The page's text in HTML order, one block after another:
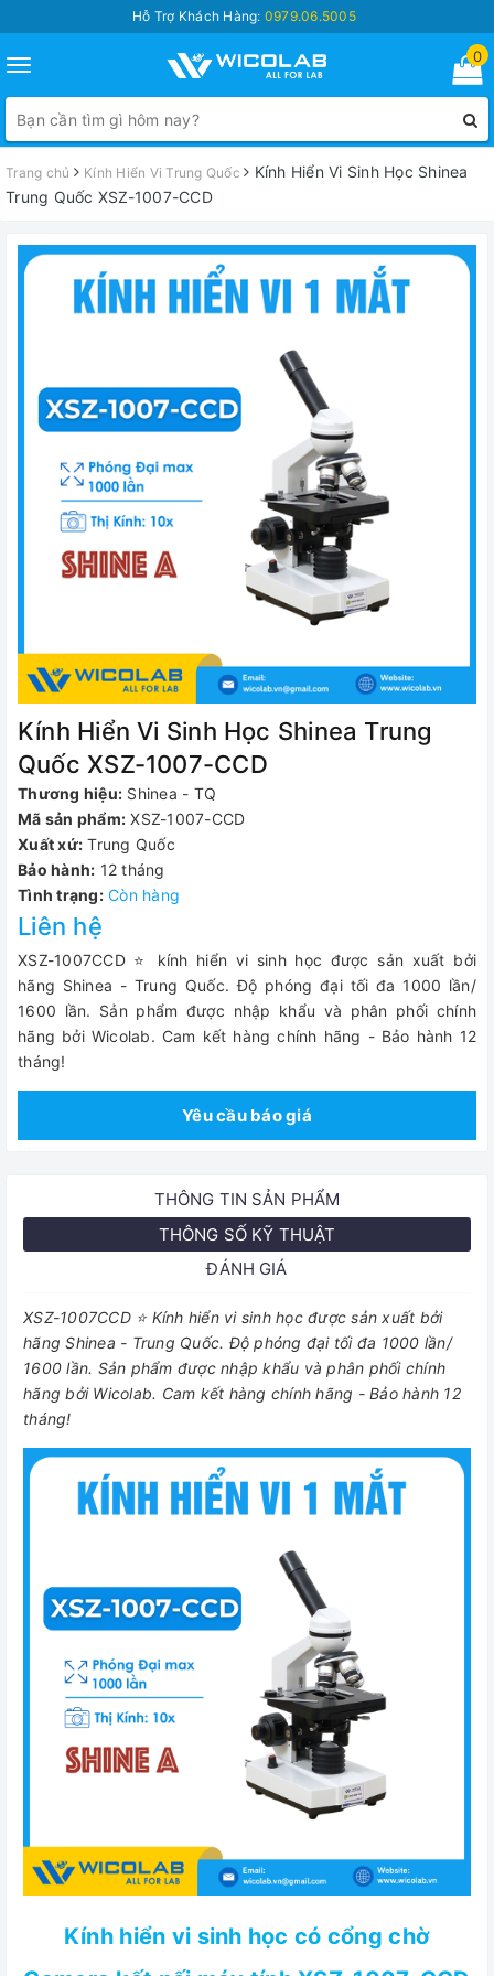
Hỗ Trợ Khách Hàng: 0979.06.5005
Toggle
navigation
0
Trang chủ Kính Hiển Vi Trung Quốc
Kính Hiển Vi Sinh Học Shinea
Trung Quốc XSZ-1007-CCD
Kính Hiển Vi Sinh Học Shinea Trung
Quốc XSZ-1007-CCD
Thương hiệu: Shinea - TQ
Mã sản phẩm: XSZ-1007-CCD
Xuất xứ: Trung Quốc
Bảo hành: 12 tháng
Tình trạng: Còn hàng
Liên hệ
XSZ-1007CCD ⭐ kính hiển vi sinh học được sản xuất bởi
hãng Shinea - Trung Quốc. Độ phóng đại tối đa 1000 lần/
1600 lần. Sản phẩm được nhập khẩu và phân phối chính
hãng bởi Wicolab. Cam kết hàng chính hãng - Bảo hành 12
tháng!
Yêu cầu báo giá
THÔNG TIN SẢN PHẨM
THÔNG SỐ KỸ THUẬT
ĐÁNH GIÁ
XSZ-1007CCD ⭐ Kính hiển vi sinh học được sản xuất bởi
hãng Shinea - Trung Quốc. Độ phóng đại tối đa 1000 lần/
1600 lần. Sản phẩm được nhập khẩu và phân phối chính
hãng bởi Wicolab. Cam kết hàng chính hãng - Bảo hành 12
tháng!
Kính hiển vi sinh học có cổng chờ